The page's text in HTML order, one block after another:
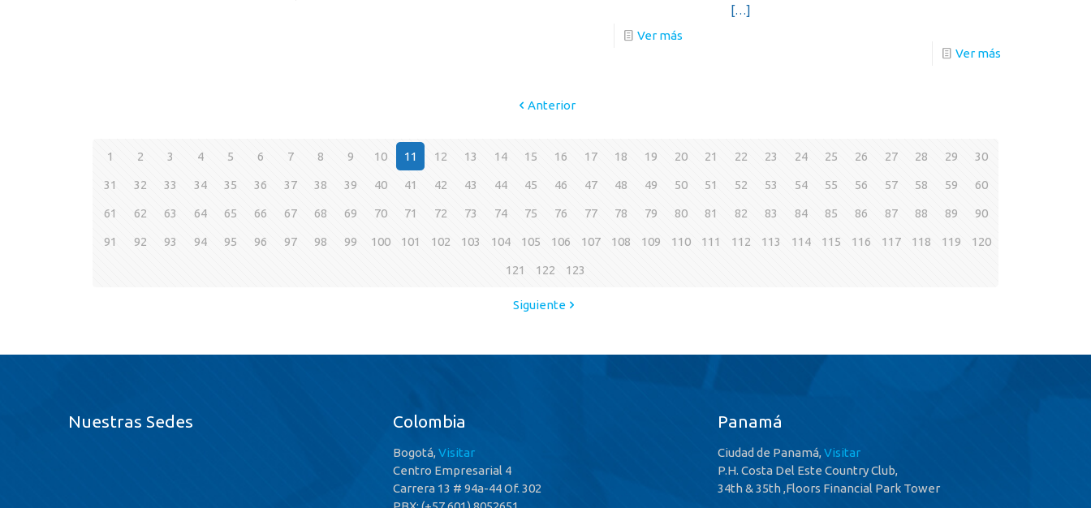
Ver más
[…]
Ver más
Anterior
1 2 3 4 5 6 7 8 9 10 11 12 13 14 15 16 17 18 19 20 21 22 23 24 25 26 27 28 29 30
31 32 33 34 35 36 37 38 39 40 41 42 43 44 45 46 47 48 49 50 51 52 53 54 55 56 57 58 59 60
61 62 63 64 65 66 67 68 69 70 71 72 73 74 75 76 77 78 79 80 81 82 83 84 85 86 87 88 89 90
91 92 93 94 95 96 97 98 99 100 101 102 103 104 105 106 107 108 109 110 111 112 113 114 115 116 117 118 119 120
121 122 123
Siguiente
Nuestras Sedes Colombia
Bogotá,Visitar
Centro Empresarial 4
Carrera 13 # 94a-44 Of. 302
Panamá
Ciudad de Panamá,Visitar
P.H. Costa Del Este Country Club,
34th & 35th ,Floors Financial Park Tower